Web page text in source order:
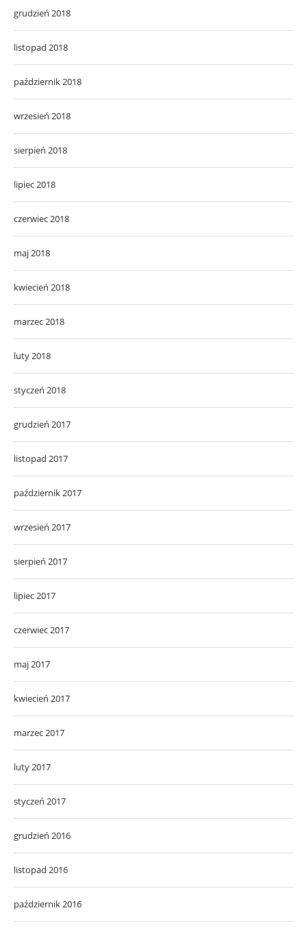
grudzień 2018
listopad 2018
październik 2018
wrzesień 2018
sierpień 2018
lipiec 2018
czerwiec 2018
maj 2018
kwiecień 2018
marzec 2018
luty 2018
styczeń 2018
grudzień 2017
listopad 2017
październik 2017
wrzesień 2017
sierpień 2017
lipiec 2017
czerwiec 2017
maj 2017
kwiecień 2017
marzec 2017
luty 2017
styczeń 2017
grudzień 2016
listopad 2016
październik 2016